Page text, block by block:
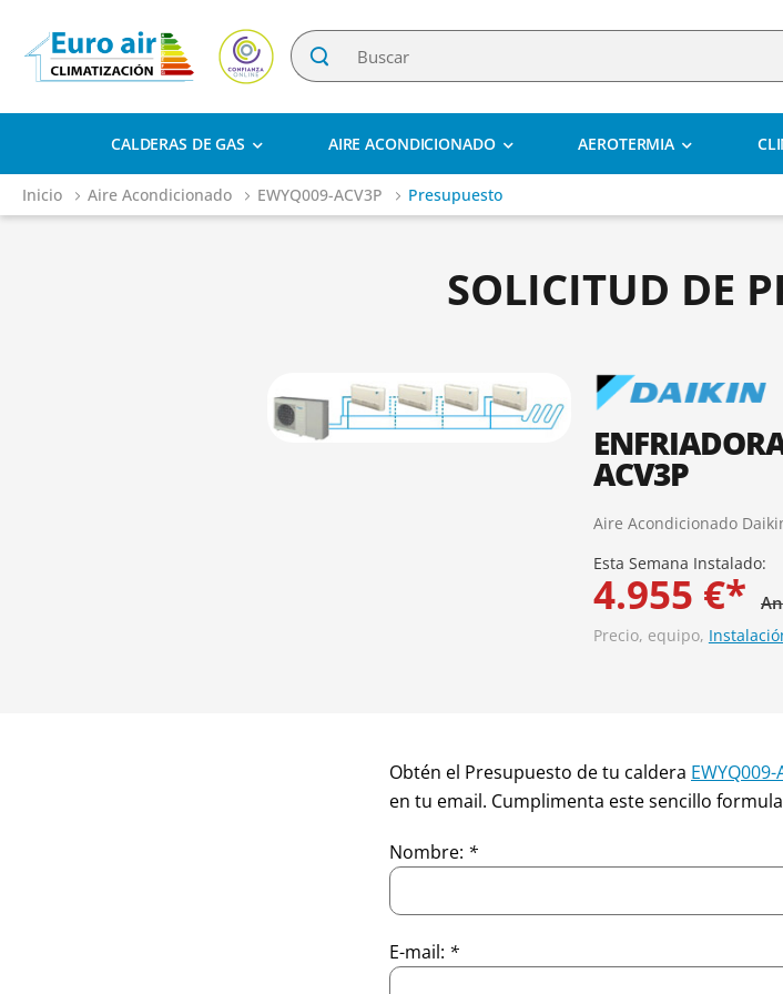
CALDERAS DE GAS AIRE ACONDICIONADO AEROTERMIA
Inicio Aire Acondicionado EWYQ009-ACV3P Presupuesto
SOLICITUD DE
ACV3P
Aire Acondicionado
Esta Semana Instalado:
4.955 €*
Precio, equipo,
Obtén el Presupuesto de tu caldera EWYQ009-
en tu email. Cumplimenta este sencillo
Nombre: *
E-mail: *